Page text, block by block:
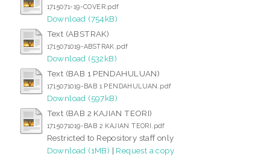
1715071-19-COVER.pdf
Download (754kB)
Text (ABSTRAK)
1715071019-ABSTRAK.pdf
Download (532kB)
Text (BAB 1 PENDAHULUAN)
1715071019-BAB 1 PENDAHULUAN.pdf
Download (597kB)
Text (BAB 2 KAJIAN TEORI)
1715071019-BAB 2 KAJIAN TEORI.pdf
Restricted to Repository staff only
Download (1MB) | Request a copy